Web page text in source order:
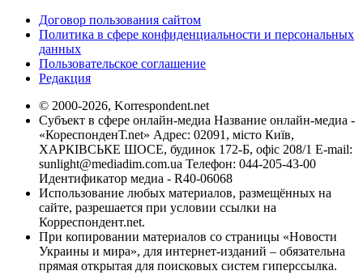
Договор пользования сайтом
Политика в сфере конфиденциальности и персональных
данных
Пользовательское соглашение
Редакция
© 2000-2026, Korrespondent.net
Субъект в сфере онлайн-медиа Название онлайн-медиа -
«КореспонденТ.net» Адрес: 02091, місто Київ,
ХАРКІВСЬКЕ ШОСЕ, будинок 172-Б, офіс 208/1 E-mail:
sunlight@mediadim.com.ua Телефон: 044-205-43-00
Идентификатор медиа - R40-06068
Использование любых материалов, размещённых на
сайте, разрешается при условии ссылки на
Корреспондент.net.
При копировании материалов со страницы «Новости
Украины и мира», для интернет-изданий – обязательна
прямая открытая для поисковых систем гиперссылка.